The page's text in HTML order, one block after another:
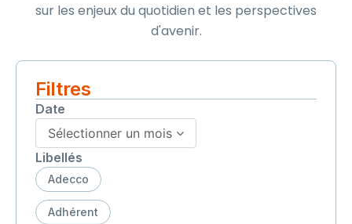
sur les enjeux du quotidien et les perspectives
d'avenir.
Filtres
Date
Sélectionner un mois
Libellés
Adecco
Adhérent